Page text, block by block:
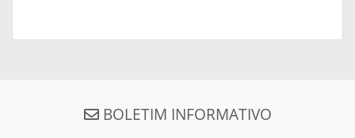
BOLETIM INFORMATIVO